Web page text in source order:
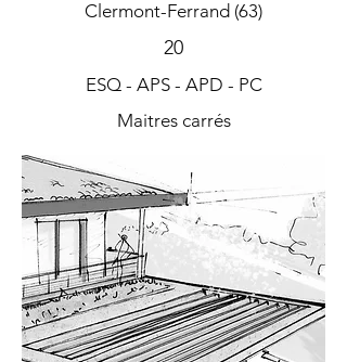
Clermont-Ferrand (63)
20
ESQ - APS - APD - PC
Maitres carrés